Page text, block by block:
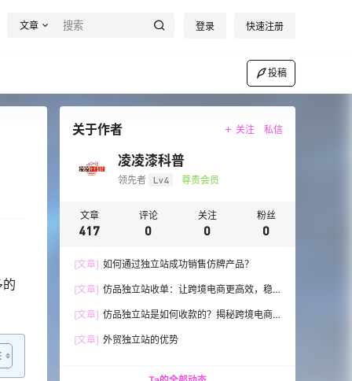
文章 登录 快速注册
投稿
关于作者 关注 私信
凌凌漆科普
领先者 Lv4 尊贵会员
文章
417
评论
0
关注
0
粉丝
0
[文章] 如何通过独立站成功销售仿牌产品？
[文章] 仿品独立站收单：让跨境电商更高效，稳
[文章] 仿品独立站是如何收款的？揭秘跨境电商
[文章] 外贸独立站的优势